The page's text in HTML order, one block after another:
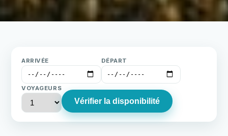
ARRIVÉE DÉPART
VOYAGEURS
Vérifier la disponibilité